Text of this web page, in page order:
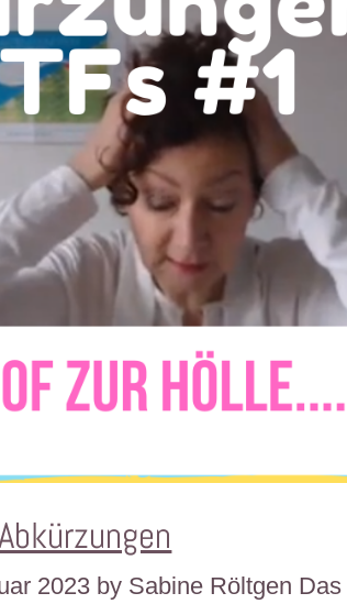
2023 by Sabine Röltgen